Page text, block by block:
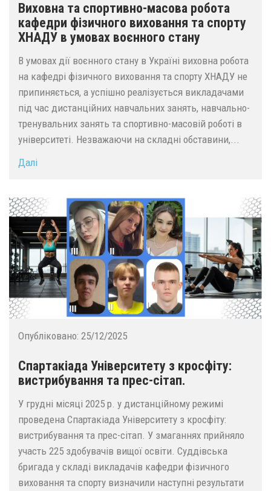
Виховна та спортивно-масова робота
кафедри фізичного виховання та спорту
ХНАДУ в умовах воєнного стану
В умовах дії воєнного стану в Україні виховна робота
на кафедрі фізичного виховання та спорту ХНАДУ не
припиняється, а успішно реалізується викладачами
під час дистанційних навчальних занять, навчально-
тренувальних занять та спортивно-масовій роботі в
університеті. Незважаючи на складні обставини,...
Далі
Опубліковано: 25/12/2025
Спартакіада Університету з кросфіту:
вистрибування та прес-сітап.
У грудні місяці 2025 р. у дистанційному режимі
проведена Спартакіада Університету з кросфіту:
вистрибування та прес-сітап. У змаганнях прийняло
участь 225 здобувачів вищої освіти. Суддівська
бригада у складі викладачів кафедри фізичного
виховання та спорту визначили наступні результати